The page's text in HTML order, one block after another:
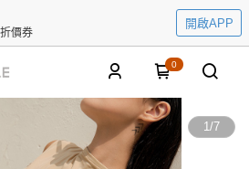
價券
開啟APP
0
1/7